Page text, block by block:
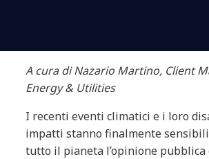
A cura di Nazario Martino, Client
Energy & Utilities
I recenti eventi climatici e i loro
impatti stanno finalmente
tutto il pianeta l’opinione pubblica